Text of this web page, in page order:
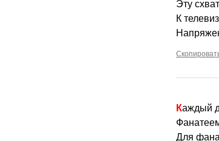
Эту
К
Каждый
Для